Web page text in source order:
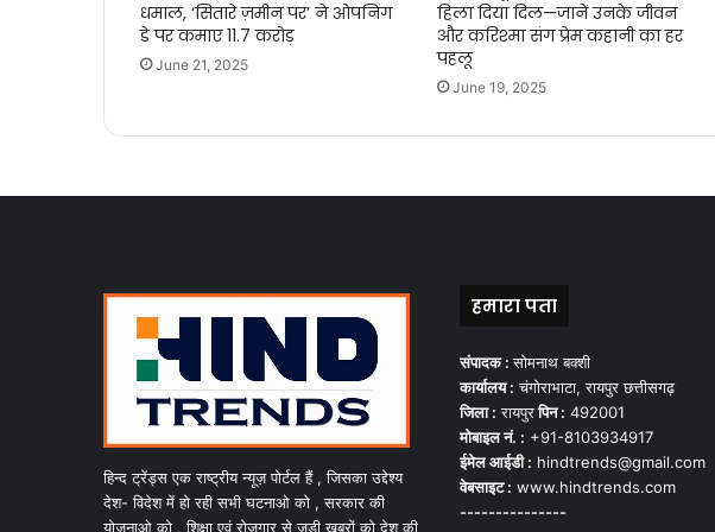
धमाल, ‘सितारे ज़मीन पर’ ने ओपनिंग
डे पर कमाए 11.7 करोड़
June 21, 2025
हिला दिया दिल—जानें उनके जीवन
और करिश्मा संग प्रेम कहानी का हर
पहलू
June 19, 2025
हिन्द ट्रेंड्स एक राष्ट्रीय न्यूज़ पोर्टल हैं , जिसका उद्देश्य
देश- विदेश में हो रही सभी घटनाओ को , सरकार की
योजनाओ को , शिक्षा एवं रोजगार से जुड़ी खबरों को देश की
हमारा पता
संपादक :सोमनाथ बक्शी
कार्यालय : चंगोराभाटा, रायपुर छत्तीसगढ़
जिला : रायपुरपिन : 492001
मोबाइल नं. : +91-8103934917
ईमेल आईडी : hindtrends@gmail.com
वेबसाइट : www.hindtrends.com
---------------